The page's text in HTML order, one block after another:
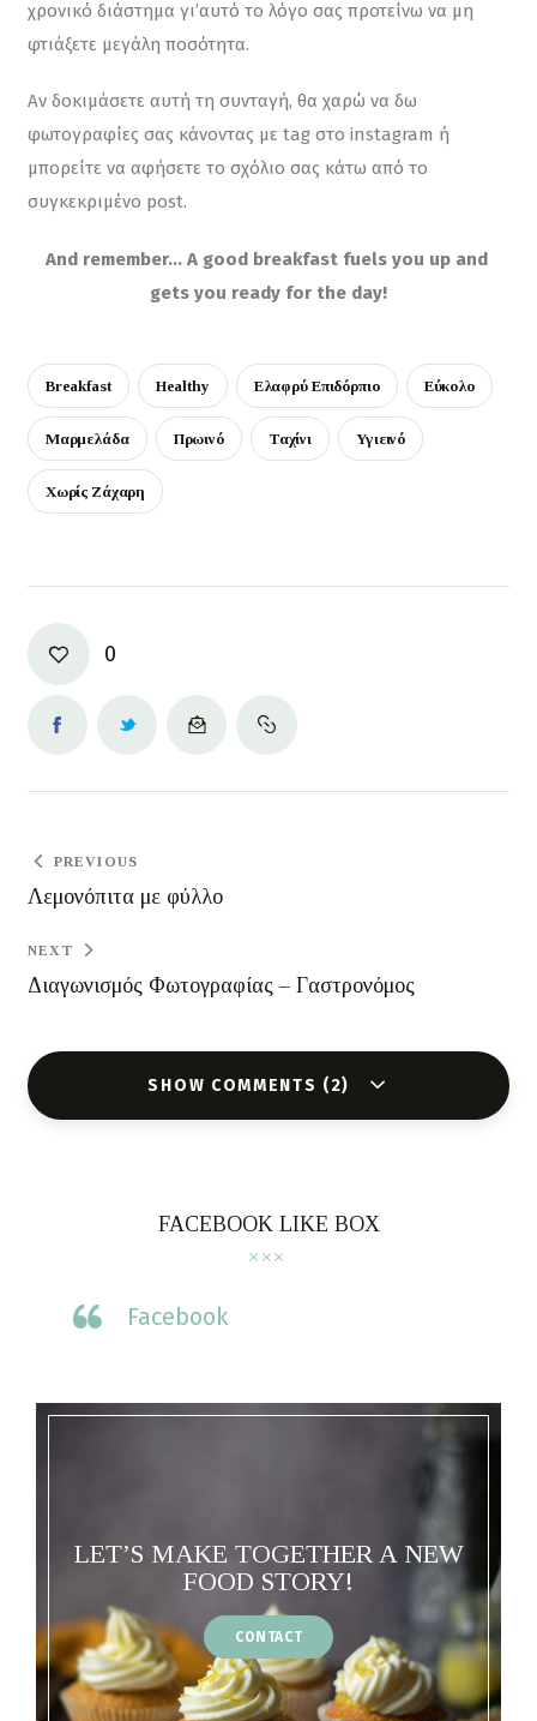
χρονικό διάστημα γι’αυτό το λόγο σας προτείνω να μη
φτιάξετε μεγάλη ποσότητα.
Αν δοκιμάσετε αυτή τη συνταγή, θα χαρώ να δω
φωτογραφίες σας κάνοντας με tag στο instagram ή
μπορείτε να αφήσετε το σχόλιο σας κάτω από το
συγκεκριμένο post.
And remember… A good breakfast fuels you up and
gets you ready for the day!
Breakfast Healthy Ελαφρύ Επιδόρπιο Εύκολο
Μαρμελάδα Πρωινό Ταχίνι Υγιεινό
Χωρίς Ζάχαρη
0
PREVIOUS
Λεμονόπιτα με φύλλο
NEXT
Διαγωνισμός Φωτογραφίας – Γαστρονόμος
SHOW COMMENTS (2)
FACEBOOK LIKE BOX
Facebook
LET’S MAKE TOGETHER A NEW
FOOD STORY!
CONTACT